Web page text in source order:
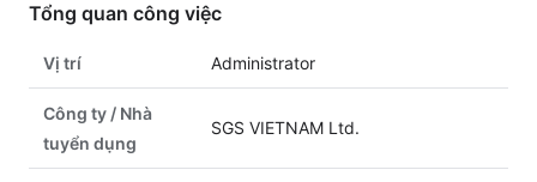
Tổng quan công việc
Vị trí Administrator
Công ty / Nhà
tuyển dụng
SGS VIETNAM Ltd.